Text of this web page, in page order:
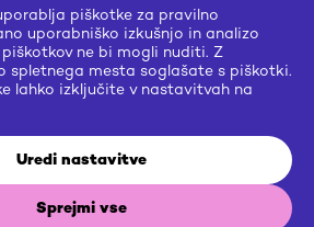
piškotke za pravilno
uporabniško izkušnjo in analizo
ne bi mogli nuditi. Z
spletnega mesta soglašate s piškotki.
lahko izključite v nastavitvah na
Uredi nastavitve
Sprejmi vse